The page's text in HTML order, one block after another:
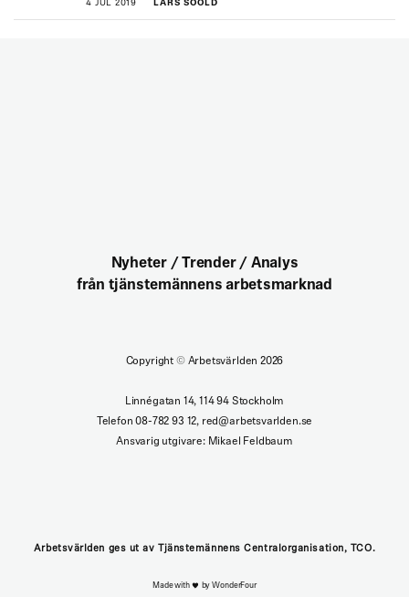
4 JUL 2019 LARS SOOLD
Nyheter / Trender / Analys
från tjänstemännens arbetsmarknad
Copyright ©Arbetsvärlden 2026
Linnégatan 14, 114 94 Stockholm
Telefon 08-782 93 12, red@arbetsvarlden.se
Ansvarig utgivare: Mikael Feldbaum
Arbetsvärlden ges ut av Tjänstemännens Centralorganisation, TCO.
Made with by WonderFour